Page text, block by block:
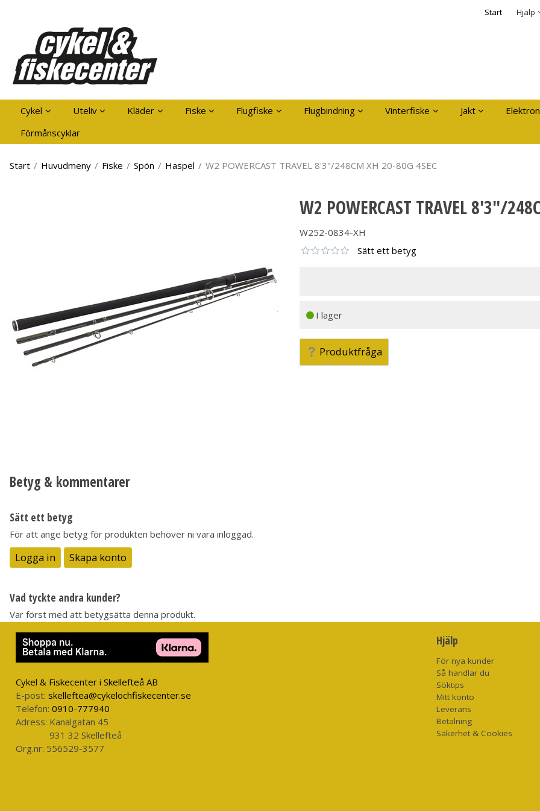
Start Hjälp
Säkerhet &
Kom ihåg mig
Cykel Uteliv Kläder Fiske Flugfiske Flugbindning Vinterfiske Jakt
Förmånscyklar
Start / Huvudmeny / Fiske / Spön / Haspel / W2 POWERCAST TRAVEL 8'3"/248CM XH 20-80G 4SEC
W2 POWERCAST TRAVEL 8'3"/
W252-0834-XH
Sätt ett betyg
I lager
Produktfråga
Betyg & kommentarer
Sätt ett betyg
För att ange betyg för produkten behöver ni vara inloggad.
Logga in Skapa konto
Vad tyckte andra kunder?
Var först med att betygsätta denna produkt.
Cykel & Fiskecenter i Skellefteå AB
E-post: skelleftea@cykelochfiskecenter.se
Telefon: 0910-777940
Adress: Kanalgatan 45
931 32 Skellefteå
Org.nr: 556529-3577
Hjälp
För nya kunder
Så handlar du
Söktips
Mitt konto
Leverans
Betalning
Säkerhet & Cookies